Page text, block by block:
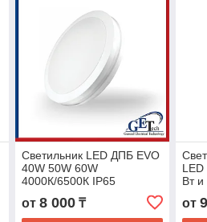
Светильник LED ДПБ EVO
40W 50W 60W
4000К/6500К IP65
накладной потолочный/
настенный
от 8 000₸
Вт
от